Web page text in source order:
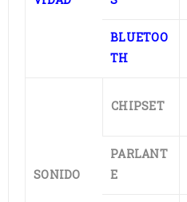
BLUETOO
TH
SONIDO
CHIPSET
PARLANT
E